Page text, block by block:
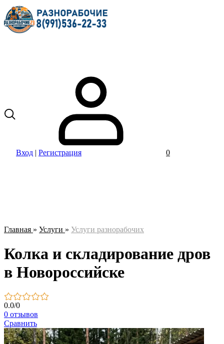
Вход | Регистрация 0
Главная » Услуги » Услуги разнорабочих
Колка и складирование дров
в Новороссийске
0.0/0
0 отзывов
Сравнить